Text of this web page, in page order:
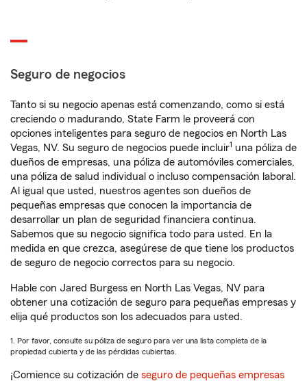
Seguro de negocios
Tanto si su negocio apenas está comenzando, como si está
creciendo o madurando, State Farm le proveerá con
opciones inteligentes para seguro de negocios en North Las
Vegas, NV. Su seguro de negocios puede incluir1 una póliza de
dueños de empresas, una póliza de automóviles comerciales,
una póliza de salud individual o incluso compensación laboral.
Al igual que usted, nuestros agentes son dueños de
pequeñas empresas que conocen la importancia de
desarrollar un plan de seguridad financiera continua.
Sabemos que su negocio significa todo para usted. En la
medida en que crezca, asegúrese de que tiene los productos
de seguro de negocio correctos para su negocio.
Hable con Jared Burgess en North Las Vegas, NV para
obtener una cotización de seguro para pequeñas empresas y
elija qué productos son los adecuados para usted.
1. Por favor, consulte su póliza de seguro para ver una lista completa de la
propiedad cubierta y de las pérdidas cubiertas.
¡Comience su cotización de seguro de pequeñas empresas